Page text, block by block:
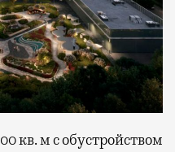
кв. м с обустройством